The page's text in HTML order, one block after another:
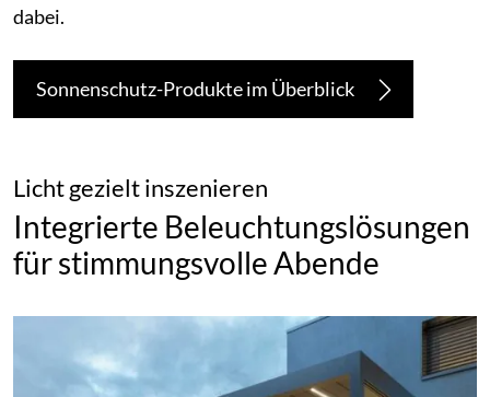
dabei.
Sonnenschutz-Produkte im Überblick
Licht gezielt inszenieren
Integrierte Beleuchtungslösungen
für stimmungsvolle Abende